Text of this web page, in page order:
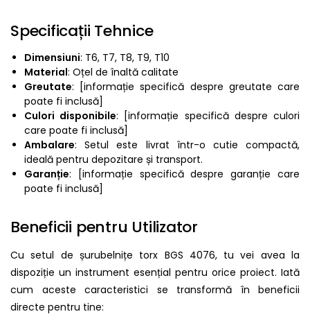
Specificații Tehnice
Dimensiuni: T6, T7, T8, T9, T10
Material: Oțel de înaltă calitate
Greutate: [informație specifică despre greutate care
poate fi inclusă]
Culori disponibile: [informație specifică despre culori
care poate fi inclusă]
Ambalare: Setul este livrat într-o cutie compactă,
ideală pentru depozitare și transport.
Garanție: [informație specifică despre garanție care
poate fi inclusă]
Beneficii pentru Utilizator
Cu setul de șurubelnițe torx BGS 4076, tu vei avea la
dispoziție un instrument esențial pentru orice proiect. Iată
cum aceste caracteristici se transformă în beneficii
directe pentru tine: